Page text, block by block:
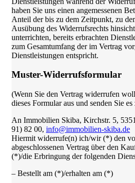
haben Sie uns einen angemessenen
Anteil der bis zu dem Zeitpunkt, zu
Ausübung des Widerrufsrechts
unterrichten, bereits erbrachten
zum Gesamtumfang der im Vertrag
Dienstleistungen entspricht.
Muster-Widerrufsformular
(Wenn Sie den Vertrag widerrufen
dieses Formular aus und senden Sie
An Immobilien Skiba, Kirchstr. 5,
91) 82 00, info@immobilien-skiba.de
Hiermit widerrufe(n) ich/wir (*) den
abgeschlossenen Vertrag über den
(*)/die Erbringung der folgenden
– Bestellt am (*)/erhalten am (*)